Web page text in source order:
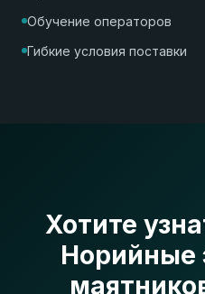
Обучение операторов
Гибкие условия поставки
Хотите
Норийные